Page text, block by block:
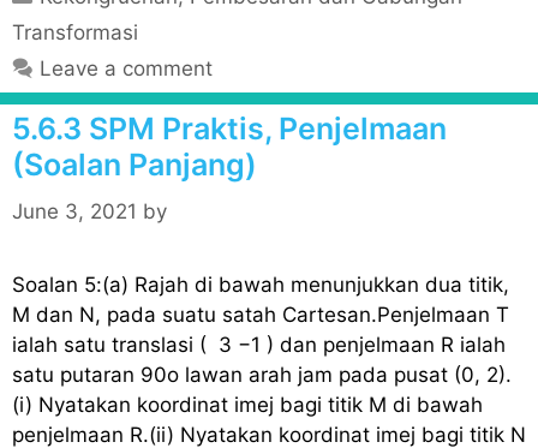
a
e
g
o
r
i
Transformasi
Leave a comment
5.6.3 SPM Praktis, Penjelmaan
(Soalan Panjang)
June 3, 2021 by
Soalan 5:(a) Rajah di bawah menunjukkan dua titik,
M dan N, pada suatu satah Cartesan.Penjelmaan T
ialah satu translasi ( 3 −1 ) dan penjelmaan R ialah
satu putaran 90o lawan arah jam pada pusat (0, 2).
(i) Nyatakan koordinat imej bagi titik M di bawah
penjelmaan R.(ii) Nyatakan koordinat imej bagi titik N